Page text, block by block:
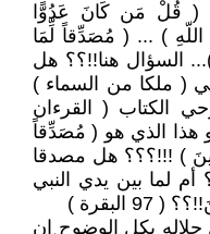
( قُلْ مَن كَانَ عَدُوًّا
اللّهِ ) ... ( مُصَدِّقاً لِّمَا
السؤال هنا!!؟؟ هل
( ملكا من السماء )
الكتاب ( القرءان
هذا الذي هو ( مُصَدِّقاً
) !!!؟؟؟ هل مصدقا
أم لما بين يدي النبي
)
جلاله بكل الوضوح إن